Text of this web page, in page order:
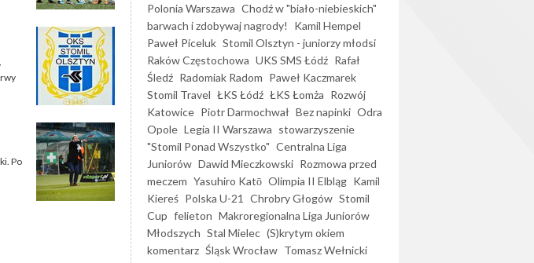
Po
Polonia Warszawa Chodź w "biało-niebieskich"
barwach i zdobywaj nagrody!
Kamil Hempel
Paweł Piceluk Stomil Olsztyn - juniorzy młodsi
Raków Częstochowa UKS SMS Łódź Rafał
Śledź Radomiak Radom Paweł Kaczmarek
Stomil Travel ŁKS Łódź ŁKS Łomża Rozwój
Katowice Piotr Darmochwał Bez napinki Odra
Opole Legia II Warszawa stowarzyszenie
"Stomil Ponad Wszystko" Centralna Liga
Juniorów Dawid Mieczkowski Rozmowa przed
meczem Yasuhiro Katō Olimpia II Elbląg Kamil
Kiereś Polska U-21 Chrobry Głogów Stomil
Cup felieton Makroregionalna Liga Juniorów
Młodszych Stal Mielec (S)krytym okiem
komentarz Śląsk Wrocław Tomasz Wełnicki